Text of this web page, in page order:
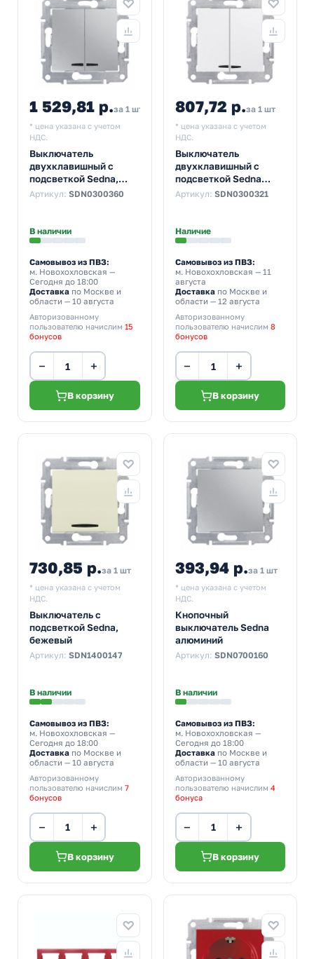
1 529,81 р.за 1 шт
* цена указана с учетом
НДС.
Выключатель
двухклавишный с
подсветкой Sedna,
алюминий
Артикул: SDN0300360
В наличии
Самовывоз из ПВЗ:
м. Новохохловская —
Сегодня до 18:00
Доставка по Москве и
области — 10 августа
Авторизованному
пользователю начислим 15
бонусов
− +
В корзину
807,72 р.за 1 шт
* цена указана с учетом
НДС.
Выключатель
двухклавишный с
подсветкой Sedna
белый
Артикул: SDN0300321
Наличие
Самовывоз из ПВЗ:
м. Новохохловская — 11
августа
Доставкапо Москве и
области — 12 августа
Авторизованному
пользователю начислим 8
бонусов
− +
В корзину
730,85 р.за 1 шт
* цена указана с учетом
НДС.
Выключатель с
подсветкой Sedna,
бежевый
Артикул: SDN1400147
В наличии
Самовывоз из ПВЗ:
м. Новохохловская —
Сегодня до 18:00
Доставка по Москве и
области — 10 августа
Авторизованному
пользователю начислим 7
бонусов
− +
В корзину
393,94 р.за 1 шт
* цена указана с учетом
НДС.
Кнопочный
выключатель Sedna
алюминий
Артикул: SDN0700160
В наличии
Самовывоз из ПВЗ:
м. Новохохловская —
Сегодня до 18:00
Доставкапо Москве и
области — 10 августа
Авторизованному
пользователю начислим 4
бонуса
− +
В корзину